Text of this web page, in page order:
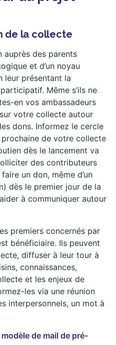
de la collecte
auprès des parents
et d’un noyau
leur présentant la
Même s’ils ne
en vos ambassadeurs
votre collecte autour
dons. Informez le cercle
de votre collecte
dès le lancement va
des contributeurs
un don, même d’un
dès le premier jour de la
à communiquer autour
premiers concernés par
bénéficiaire. Ils peuvent
diffuser à leur tour à
connaissances,
et les enjeux de
les via une réunion
interpersonnels, un mot à
modèle de mail de pré-